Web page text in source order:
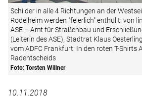
Schilder in alle 4 Richtungen an der
Rödelheim werden "feierlich" enthüllt: von
ASE – Amt für Straßenbau und
(Leiterin des ASE), Stadtrat Klaus
vom ADFC Frankfurt. In den roten T-Shirts
Radentscheids
Foto: Torsten Willner
10.11.2018